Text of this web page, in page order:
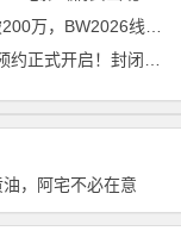
线下首展进行中
！封闭测试招募同步启动
，阿宅不必在意